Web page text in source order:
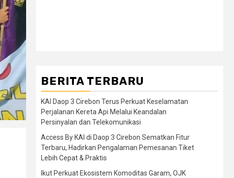
BERITA TERBARU
KAI Daop 3 Cirebon Terus Perkuat Keselamatan
Perjalanan Kereta Api Melalui Keandalan
Persinyalan dan Telekomunikasi
Access By KAI di Daop 3 Cirebon Sematkan Fitur
Terbaru, Hadirkan Pengalaman Pemesanan Tiket
Lebih Cepat & Praktis
Ikut Perkuat Ekosistem Komoditas Garam, OJK